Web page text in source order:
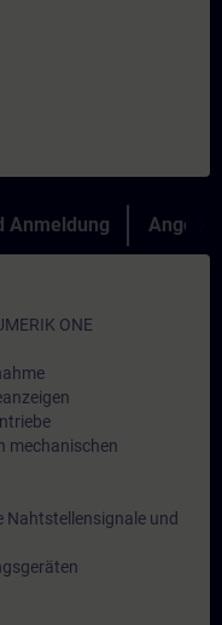
Anmeldung Angebot
ONE
mechanischen
und